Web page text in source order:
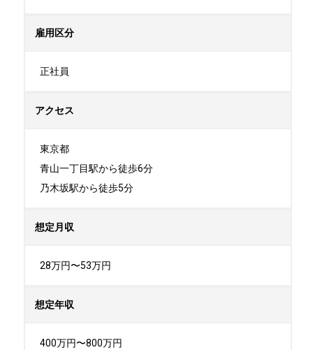
雇用区分
正社員
アクセス
東京都
青山一丁目駅から徒歩6分
乃木坂駅から徒歩5分
想定月収
28万円〜53万円
想定年収
400万円〜800万円